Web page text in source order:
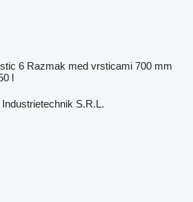
6 Razmak med vrsticami 700 mm
l
S.R.L.